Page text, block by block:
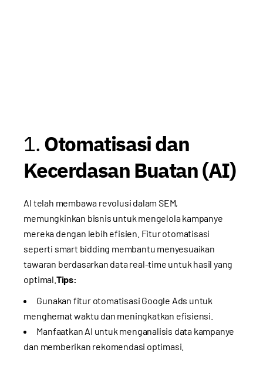
1.Otomatisasi dan
Kecerdasan Buatan (AI)
AI telah membawa revolusi dalam SEM,
memungkinkan bisnis untuk mengelola kampanye
mereka dengan lebih efisien. Fitur otomatisasi
seperti smart bidding membantu menyesuaikan
tawaran berdasarkan data real-time untuk hasil yang
optimal. Tips:
Gunakan fitur otomatisasi Google Ads untuk
menghemat waktu dan meningkatkan efisiensi.
Manfaatkan AI untuk menganalisis data kampanye
dan memberikan rekomendasi optimasi.